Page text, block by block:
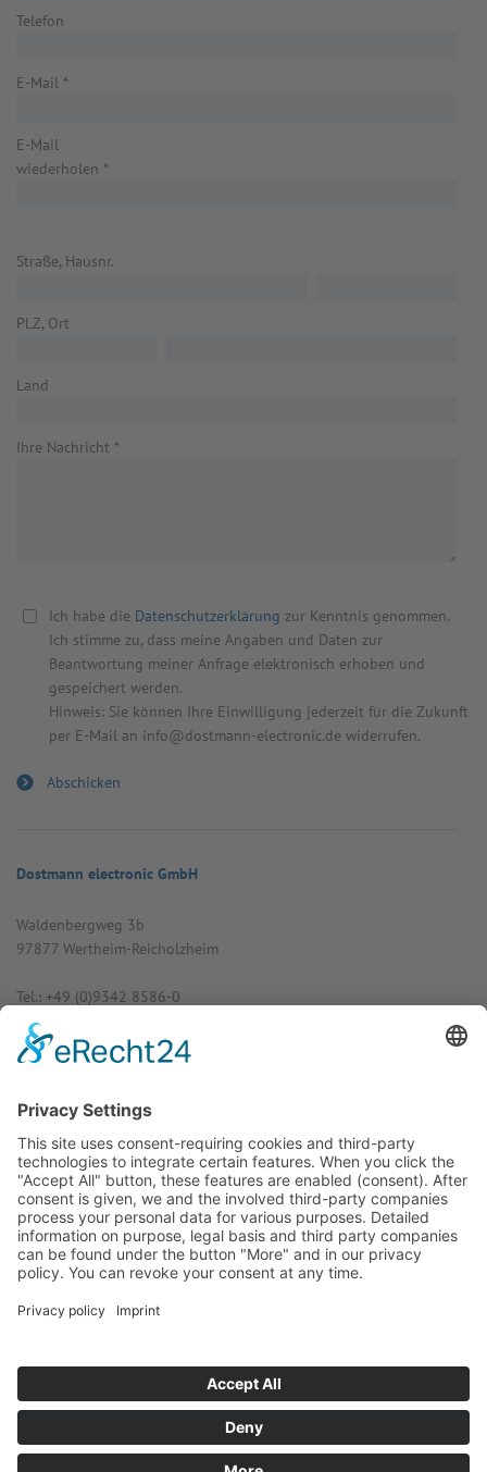
Telefon
E-Mail *
E-Mail
wiederholen *
Straße, Hausnr.
PLZ, Ort
Land
Ihre Nachricht *
Ich habe die Datenschutzerklärung zur Kenntnis genommen.
Ich stimme zu, dass meine Angaben und Daten zur
Beantwortung meiner Anfrage elektronisch erhoben und
gespeichert werden.
Hinweis: Sie können Ihre Einwilligung jederzeit für die Zukunft
per E-Mail an info@dostmann-electronic.de widerrufen.
Dostmann electronic GmbH
Wal­den­berg­weg 3b
97877 Wert­heim-Reicholz­heim
Tel.: +49 (0)9342 8586-0
E-Mail: info@dost­mann-elec­tro­nic.de
www.dostmann-electronic.de
Haben Sie Fra­gen an uns?
Dann neh­men Sie doch ein­fach Kon­
takt mit uns auf – Wir bera­ten Sie
gerne ganz indi­vi­du­ell!